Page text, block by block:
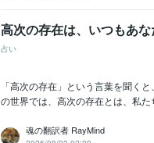
高次の存在は、いつもあ
占い
「高次の存在」という言葉を聞く
の世界では、高次の存在とは、私
魂の翻訳者 RayMind